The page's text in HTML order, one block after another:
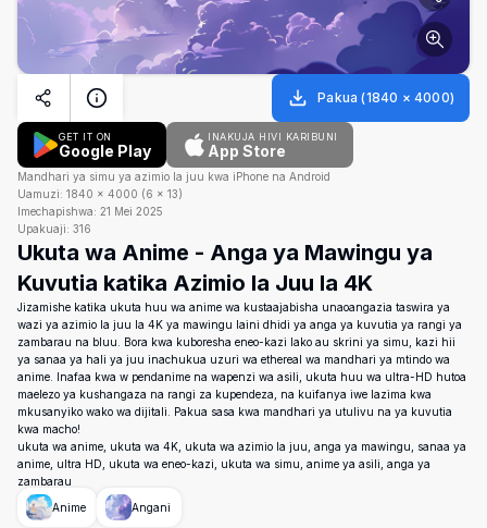
Pakua (1840 × 4000)
GET IT ON
Google Play
INAKUJA HIVI KARIBUNI
App Store
Mandhari ya simu ya azimio la juu kwa iPhone na Android
Uamuzi: 1840 × 4000 (6 × 13)
Imechapishwa: 21 Mei 2025
Upakuaji: 316
Ukuta wa Anime - Anga ya Mawingu ya
Kuvutia katika Azimio la Juu la 4K
Jizamishe katika ukuta huu wa anime wa kustaajabisha unaoangazia taswira ya
wazi ya azimio la juu la 4K ya mawingu laini dhidi ya anga ya kuvutia ya rangi ya
zambarau na bluu. Bora kwa kuboresha eneo-kazi lako au skrini ya simu, kazi hii
ya sanaa ya hali ya juu inachukua uzuri wa ethereal wa mandhari ya mtindo wa
anime. Inafaa kwa w pendanime na wapenzi wa asili, ukuta huu wa ultra-HD hutoa
maelezo ya kushangaza na rangi za kupendeza, na kuifanya iwe lazima kwa
mkusanyiko wako wa dijitali. Pakua sasa kwa mandhari ya utulivu na ya kuvutia
kwa macho!
ukuta wa anime, ukuta wa 4K, ukuta wa azimio la juu, anga ya mawingu, sanaa ya
anime, ultra HD, ukuta wa eneo-kazi, ukuta wa simu, anime ya asili, anga ya
zambarau
Anime
Angani